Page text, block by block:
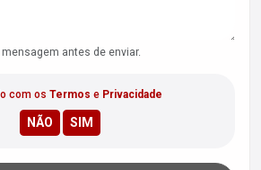
antes de enviar.
com os Termos e Privacidade